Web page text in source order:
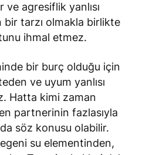
agresiflik yanlısı
bir tarzı olmakla birlikte
ihmal etmez.
bir burç olduğu için
ve uyum yanlısı
Hatta kimi zaman
partnerinin fazlasıyla
söz konusu olabilir.
su elementinden,